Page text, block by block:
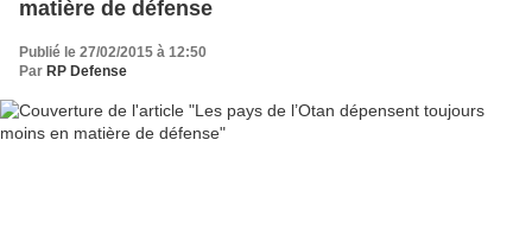
matière de défense
Publié le 27/02/2015 à 12:50
Par RP Defense